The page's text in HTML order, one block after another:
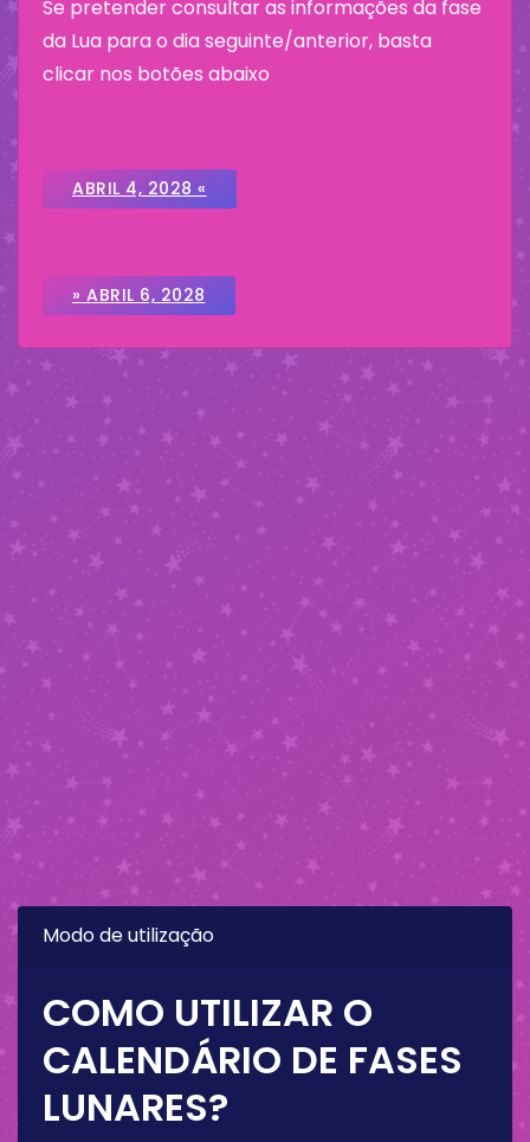
Se pretender consultar as informações da fase
da Lua para o dia seguinte/anterior, basta
clicar nos botões abaixo
ABRIL 4, 2028 «
» ABRIL 6, 2028
Modo de utilização
COMO UTILIZAR O
CALENDÁRIO DE FASES
LUNARES?